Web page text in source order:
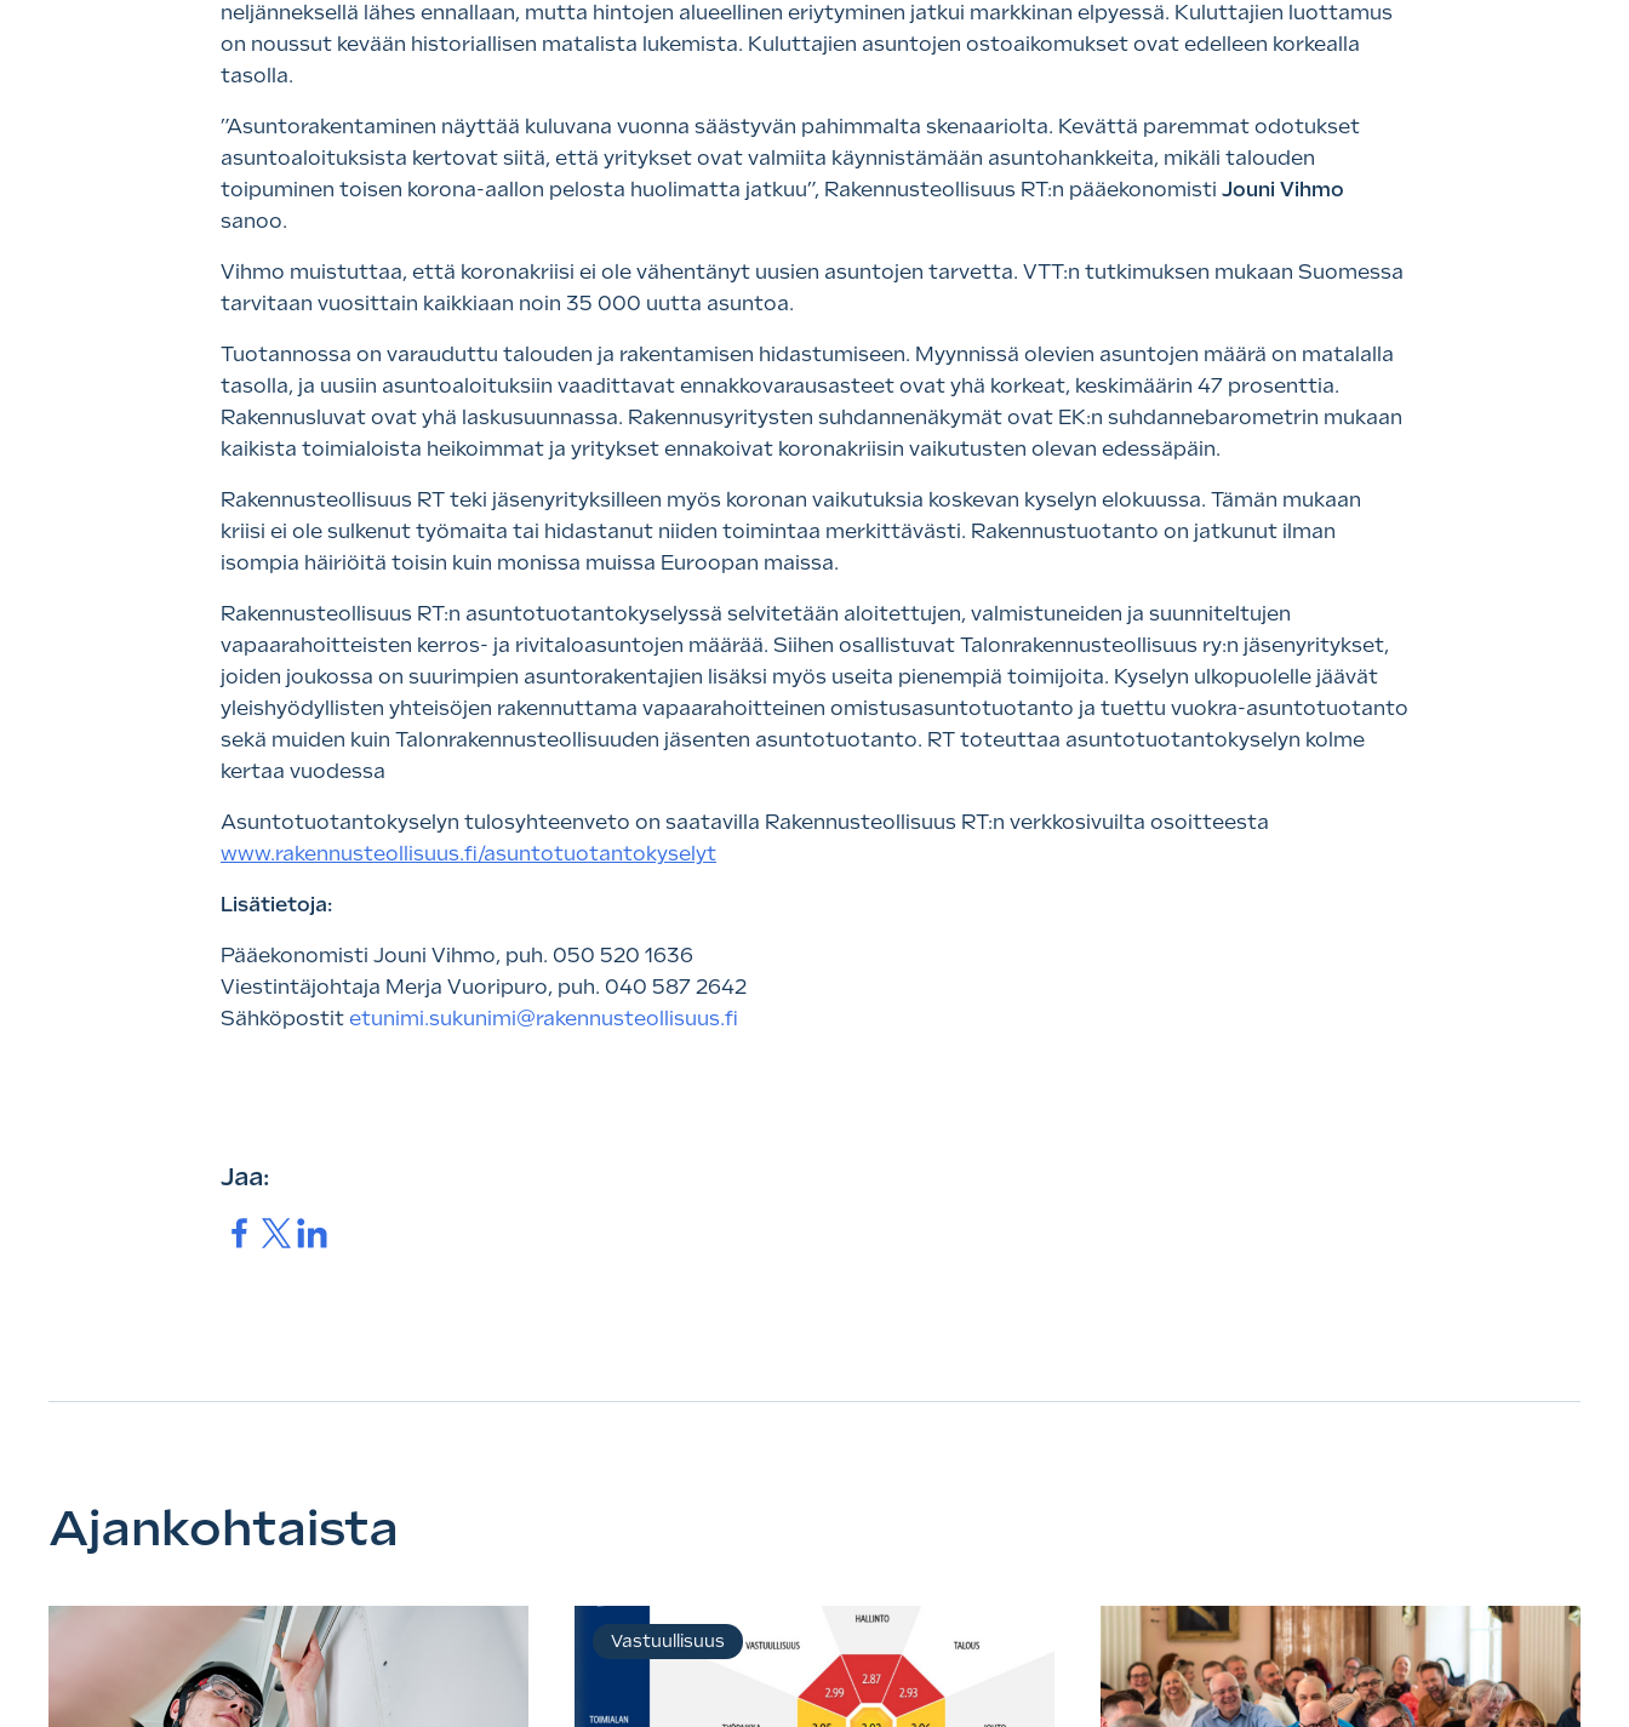
neljänneksellä lähes ennallaan, mutta hintojen alueellinen eriytyminen jatkui markkinan elpyessä. Kuluttajien luottamus
on noussut kevään historiallisen matalista lukemista. Kuluttajien asuntojen ostoaikomukset ovat edelleen korkealla
tasolla.
”Asuntorakentaminen näyttää kuluvana vuonna säästyvän pahimmalta skenaariolta. Kevättä paremmat odotukset
asuntoaloituksista kertovat siitä, että yritykset ovat valmiita käynnistämään asuntohankkeita, mikäli talouden
toipuminen toisen korona-aallon pelosta huolimatta jatkuu”, Rakennusteollisuus RT:n pääekonomisti Jouni Vihmo
sanoo.
Vihmo muistuttaa, että koronakriisi ei ole vähentänyt uusien asuntojen tarvetta. VTT:n tutkimuksen mukaan Suomessa
tarvitaan vuosittain kaikkiaan noin 35 000 uutta asuntoa.
Tuotannossa on varauduttu talouden ja rakentamisen hidastumiseen. Myynnissä olevien asuntojen määrä on matalalla
tasolla, ja uusiin asuntoaloituksiin vaadittavat ennakkovarausasteet ovat yhä korkeat, keskimäärin 47 prosenttia.
Rakennusluvat ovat yhä laskusuunnassa. Rakennusyritysten suhdannenäkymät ovat EK:n suhdannebarometrin mukaan
kaikista toimialoista heikoimmat ja yritykset ennakoivat koronakriisin vaikutusten olevan edessäpäin.
Rakennusteollisuus RT teki jäsenyrityksilleen myös koronan vaikutuksia koskevan kyselyn elokuussa. Tämän mukaan
kriisi ei ole sulkenut työmaita tai hidastanut niiden toimintaa merkittävästi. Rakennustuotanto on jatkunut ilman
isompia häiriöitä toisin kuin monissa muissa Euroopan maissa.
Rakennusteollisuus RT:n asuntotuotantokyselyssä selvitetään aloitettujen, valmistuneiden ja suunniteltujen
vapaarahoitteisten kerros- ja rivitaloasuntojen määrää. Siihen osallistuvat Talonrakennusteollisuus ry:n jäsenyritykset,
joiden joukossa on suurimpien asuntorakentajien lisäksi myös useita pienempiä toimijoita. Kyselyn ulkopuolelle jäävät
yleishyödyllisten yhteisöjen rakennuttama vapaarahoitteinen omistusasuntotuotanto ja tuettu vuokra-asuntotuotanto
sekä muiden kuin Talonrakennusteollisuuden jäsenten asuntotuotanto. RT toteuttaa asuntotuotantokyselyn kolme
kertaa vuodessa
Asuntotuotantokyselyn tulosyhteenveto on saatavilla Rakennusteollisuus RT:n verkkosivuilta osoitteesta
www.rakennusteollisuus.fi/asuntotuotantokyselyt
Lisätietoja:
Pääekonomisti Jouni Vihmo, puh. 050 520 1636
Viestintäjohtaja Merja Vuoripuro, puh. 040 587 2642
Sähköpostit etunimi.sukunimi@rakennusteollisuus.fi
Jaa:
Jaa. Jaa.Jaa.
Ajankohtaista
Vastuullisuus